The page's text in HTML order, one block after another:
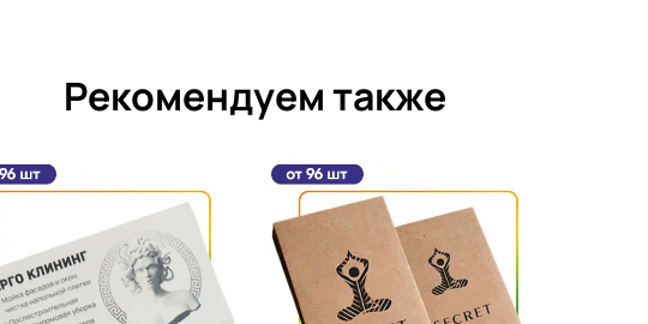
Рекомендуем также